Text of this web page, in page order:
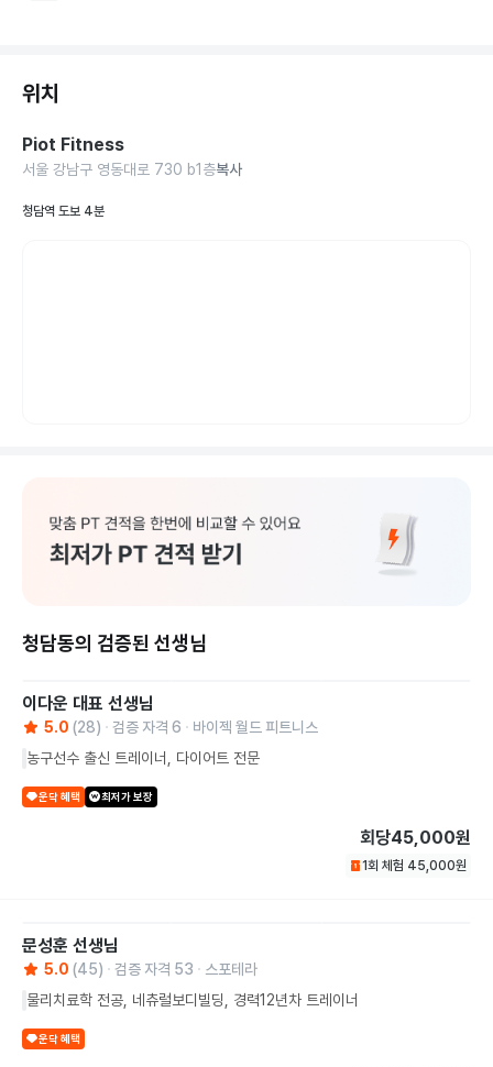
위치
Piot Fitness
서울 강남구 영동대로 730 b1층복사
청담역 도보 4분
청담동의 검증된 선생님
이다운 대표 선생님
5.0 (28) 검증 자격 6
바이젝 월드 피트니스
농구선수 출신 트레이너, 다이어트 전문
운닥 혜택 최저가 보장
회당45,000원
1회 체험 45,000원
문성훈 선생님
5.0 (45) 검증 자격 53
스포테라
물리치료학 전공, 네츄럴보디빌딩, 경력12년차 트레이너
운닥 혜택